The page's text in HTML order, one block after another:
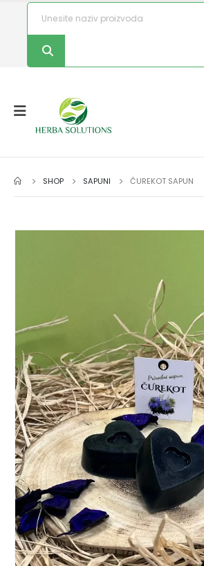
SHOP SAPUNI ČUREKOT SAPUN